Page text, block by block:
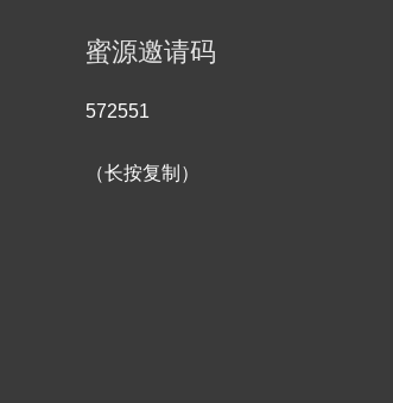
蜜源邀请码
572551
（长按复制）